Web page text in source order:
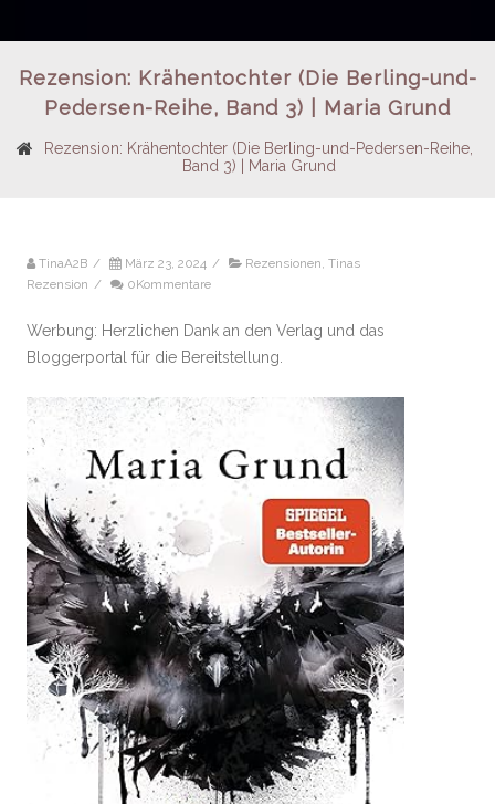
Rezension: Krähentochter (Die Berling-und-
Pedersen-Reihe, Band 3) | Maria Grund
Rezension: Krähentochter (Die Berling-und-Pedersen-Reihe,
Band 3) | Maria Grund
TinaA2B / März 23, 2024 / Rezensionen Tinas
Rezension / 0Kommentare
Werbung: Herzlichen Dank an den Verlag und das
Bloggerportal für die Bereitstellung.